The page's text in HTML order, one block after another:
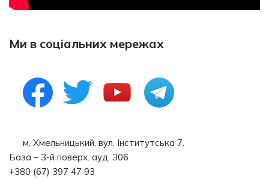
Ми в соціальних мережах
м. Хмельницький, вул. Інститутська 7.
База – 3-й поверх. ауд. 306
+380 (67) 397 47 93